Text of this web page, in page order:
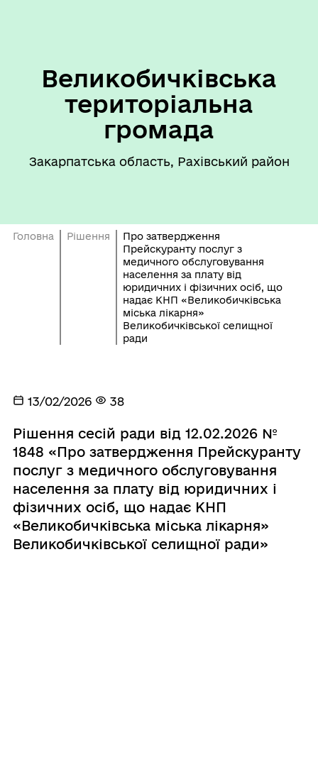
Великобичківська
територіальна
громада
Закарпатська область, Рахівський район
Головна Рішення
Про затвердження
Прейскуранту послуг з
медичного обслуговування
населення за плату від
юридичних і фізичних осіб, що
надає КНП «Великобичківська
міська лікарня»
Великобичківської селищної
ради
13/02/2026 38
Рішення сесій ради від 12.02.2026 №
1848 «Про затвердження Прейскуранту
послуг з медичного обслуговування
населення за плату від юридичних і
фізичних осіб, що надає КНП
«Великобичківська міська лікарня»
Великобичківської селищної ради»